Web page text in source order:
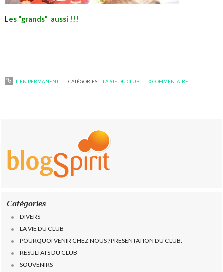
Catégories
- DIVERS
- LA VIE DU CLUB
- POURQUOI VENIR CHEZ NOUS ? PRESENTATION DU CLUB.
- RESULTATS DU CLUB
- SOUVENIRS
Les "grands" aussi !!!
LIEN PERMANENT CATÉGORIES :- LA VIE DU CLUB 0COMMENTAIRE